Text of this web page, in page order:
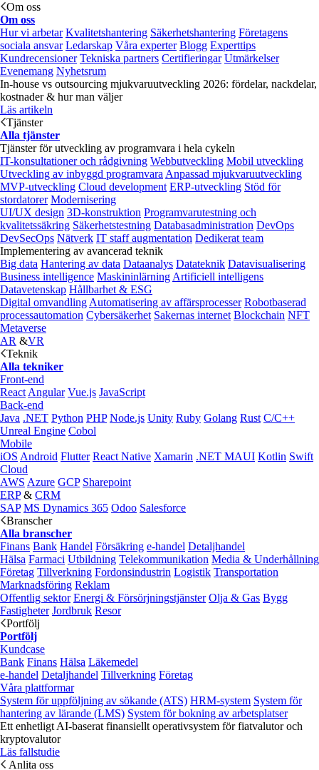
Om oss
Om oss
Hur vi arbetar Kvalitetshantering Säkerhetshantering Företagens
sociala ansvar Ledarskap Våra experter Blogg Experttips
Kundrecensioner Tekniska partners Certifieringar Utmärkelser
Evenemang Nyhetsrum
In-house vs outsourcing mjukvaruutveckling 2026: fördelar, nackdelar,
kostnader & hur man väljer
Läs artikeln
Tjänster
Alla tjänster
Tjänster för utveckling av programvara i hela cykeln
IT-konsultationer och rådgivning Webbutveckling Mobil utveckling
Utveckling av inbyggd programvara Anpassad mjukvaruutveckling
MVP-utveckling Cloud development ERP-utveckling Stöd för
stordatorer Modernisering
UI/UX design 3D-konstruktion Programvarutestning och
kvalitetssäkring Säkerhetstestning Databasadministration DevOps
DevSecOps Nätverk IT staff augmentation Dedikerat team
Implementering av avancerad teknik
Big data Hantering av data Dataanalys Datateknik Datavisualisering
Business intelligence Maskininlärning Artificiell intelligens
Datavetenskap Hållbarhet & ESG
Digital omvandling Automatisering av affärsprocesser Robotbaserad
processautomation Cybersäkerhet Sakernas internet Blockchain NFT
Metaverse
AR &VR
Teknik
Alla tekniker
Front-end
React Angular Vue.js JavaScript
Back-end
Java .NET Python PHP Node.js Unity Ruby Golang Rust C/C++
Unreal Engine Cobol
Mobile
iOS Android Flutter React Native Xamarin .NET MAUI Kotlin Swift
Cloud
AWS Azure GCP Sharepoint
ERP& CRM
SAP MS Dynamics 365 Odoo Salesforce
Branscher
Alla branscher
Finans Bank Handel Försäkring e‑handel Detaljhandel
Hälsa Farmaci Utbildning Telekommunikation Media & Underhållning
Företag Tillverkning Fordonsindustrin Logistik Transportation
Marknadsföring Reklam
Offentlig sektor Energi & Försörjningstjänster Olja & Gas Bygg
Fastigheter Jordbruk Resor
Portfölj
Portfölj
Kundcase
Bank Finans Hälsa Läkemedel
e‑handel Detaljhandel Tillverkning Företag
Våra plattformar
System för uppföljning av sökande (ATS) HRM-system System för
hantering av lärande (LMS) System för bokning av arbetsplatser
Ett enhetligt AI-baserat finansiellt operativsystem för fiatvalutor och
kryptovalutor
Läs fallstudie
Anlita oss